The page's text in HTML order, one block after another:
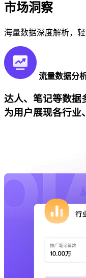
市场洞察
海量数据深度解析，
流量数据分
达人、笔记等数据
为用户展现各行业